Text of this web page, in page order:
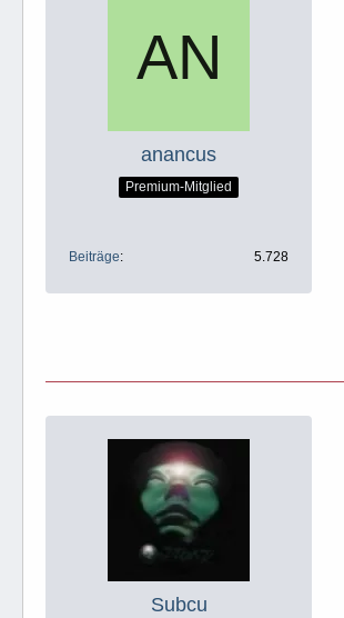
anancus
Premium-Mitglied
Beiträge 5.728
Subcu